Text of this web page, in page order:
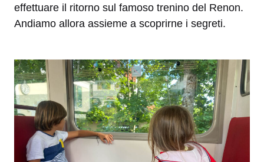
effettuare il ritorno sul famoso trenino del Renon.
Andiamo allora assieme a scoprirne i segreti.